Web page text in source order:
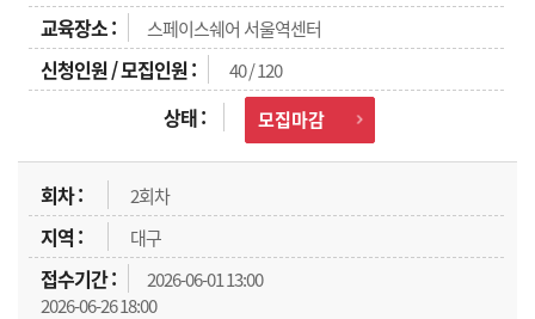
스페이스쉐어 서울역센터
40 / 120
모집마감
2회차
대구
2026-06-01 13:00
2026-06-26 18:00